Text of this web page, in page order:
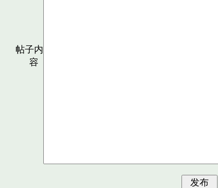
帖子内
容